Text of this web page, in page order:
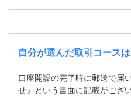
自分が選んだ取引コース
口座開設の完了時に郵送で届
せ』という書面に記載がござい